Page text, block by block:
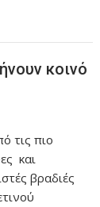
κοινό
τις πιο
και
βραδιές